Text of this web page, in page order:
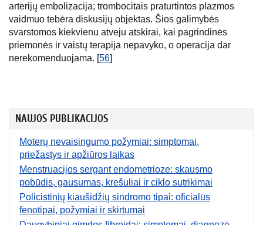
arterijų embolizacija; trombocitais praturtintos plazmos
vaidmuo tebėra diskusijų objektas. Šios galimybės
svarstomos kiekvienu atveju atskirai, kai pagrindinės
priemonės ir vaistų terapija nepavyko, o operacija dar
nerekomenduojama. [56]
NAUJOS PUBLIKACIJOS
Moterų nevaisingumo požymiai: simptomai,
priežastys ir apžiūros laikas
Menstruacijos sergant endometrioze: skausmo
pobūdis, gausumas, krešuliai ir ciklo sutrikimai
Policistinių kiaušidžių sindromo tipai: oficialūs
fenotipai, požymiai ir skirtumai